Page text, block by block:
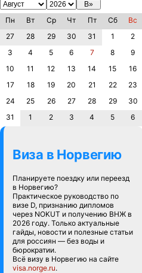
Пн Вт Ср Чт Пт Сб
Вс
27
28 29 30 31 1
2
3
4 5 6 7 8
9
10
11 12 13 14 15
16
17
18 19 20 21 22
23
24
25 26 27 28 29
30
31
1 2 3 4 5 6
Виза в Норвегию
Планируете поездку или переезд
в Норвегию?
Практическое руководство по
визе D, признанию дипломов
через NOKUT и получению ВНЖ в
2026 году. Только актуальные
гайды, новости и полезные статьи
для россиян — без воды и
бюрократии.
Всё визу в Норвегию на сайте
visa.norge.ru.